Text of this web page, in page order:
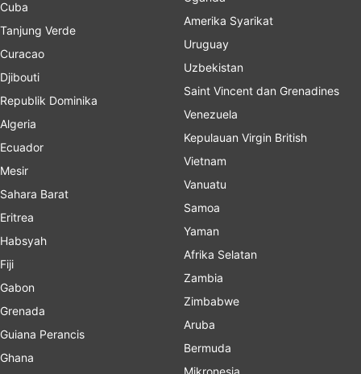
Cuba
Tanjung Verde
Curacao
Djibouti
Republik Dominika
Algeria
Ecuador
Mesir
Sahara Barat
Eritrea
Habsyah
Fiji
Gabon
Grenada
Guiana Perancis
Ghana
Amerika Syarikat
Uruguay
Uzbekistan
Saint Vincent dan Grenadines
Venezuela
Kepulauan Virgin British
Vietnam
Vanuatu
Samoa
Yaman
Afrika Selatan
Zambia
Zimbabwe
Aruba
Bermuda
Mikronesia